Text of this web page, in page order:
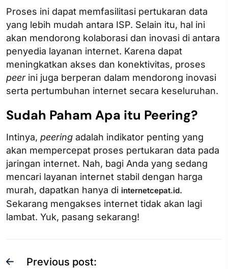
Proses ini dapat memfasilitasi pertukaran data
yang lebih mudah antara ISP. Selain itu, hal ini
akan mendorong kolaborasi dan inovasi di antara
penyedia layanan internet. Karena dapat
meningkatkan akses dan konektivitas, proses
peer ini juga berperan dalam mendorong inovasi
serta pertumbuhan internet secara keseluruhan.
Sudah Paham Apa itu Peering?
Intinya, peering adalah indikator penting yang
akan mempercepat proses pertukaran data pada
jaringan internet. Nah, bagi Anda yang sedang
mencari layanan internet stabil dengan harga
murah, dapatkan hanya di internetcepat.id.
Sekarang mengakses internet tidak akan lagi
lambat. Yuk, pasang sekarang!
Previous post: